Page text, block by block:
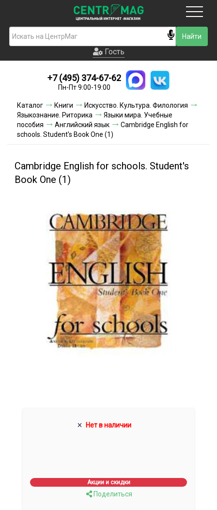
Гость
Новинки
Условия доставки
Условия оплаты
Акции и скидки
Гость
+7 (495) 374-67-62
Пн-Пт 9:00-19:00
Каталог Книги
Искусство. Культура. Филология
Языкознание. Риторика
Языки мира. Учебные
пособия
Английский язык
Cambridge English for
schools. Student's Book One (1)
Cambridge English for schools. Student's
Book One (1)
Нет в наличии
Акции и скидки
Поделиться